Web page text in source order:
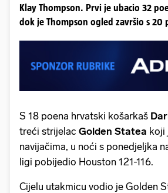
Klay Thompson. Prvi je ubacio 32
dok je Thompson ogled završio s 20
S 18 poena hrvatski košarkaš
treći strijelac Golden Statea koji
navijačima, u noći s ponedjeljka
ligi pobijedio Houston 121-116.
Cijelu utakmicu vodio je Golden